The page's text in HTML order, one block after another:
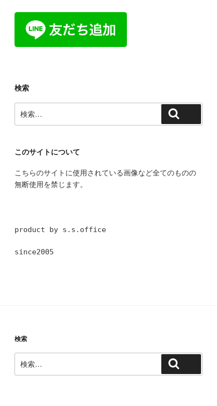
検索
索:
このサイトについて
こちらのサイトに使用されている画像など全てのものの
無断使用を禁じます。
product by s.s.office
since2005
検索
索: